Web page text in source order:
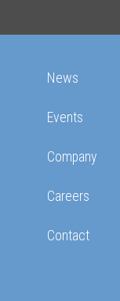
News
Events
Company
Careers
Contact